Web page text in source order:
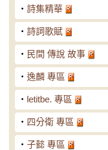
‧ 詩集精華
‧ 詩詞歌賦
‧ 民間 傳說 故事
‧ 逸麟 專區
‧ letitbe. 專區
‧ 四分衛 專區
‧ 子懿 專區